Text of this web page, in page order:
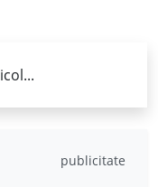
publicitate